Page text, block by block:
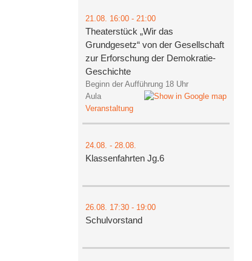
21.08. 16:00- 21:00
Theaterstück „Wir das
Grundgesetz“ von der Gesellschaft
zur Erforschung der Demokratie-
Geschichte
Beginn der Aufführung 18 Uhr
Aula
Veranstaltung
24.08. - 28.08.
Klassenfahrten Jg.6
26.08. 17:30- 19:00
Schulvorstand